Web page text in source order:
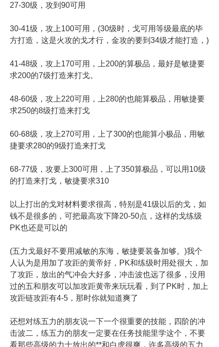
27-30级，攻到90可用
30-41级，攻上100可用，(30级时，戈可用等级最底的毕
方打造，这是火攻的戈才行，金攻的要到34级才能打造，)
41-48级，攻上170可用，上200的算极品，最好是敏捷要
求200的7级打造来打戈。
48-60级，攻上220可用，上280的也能算极品，用敏捷要
求250的8级打造来打戈
60-68级，攻上270可用，上了300的也能算小极品，用敏
捷要求280的9级打造来打戈
68-77级，攻要上300可用，上了350算极品，可以用10级
的打造来打戈，敏捷要求310
以上打出的戈对材料要求很高，特别是41级以后的戈，如
钱不是很多的，可把最高攻下降20-50点，这样的戈练级
PK也还是可以的
(五力戈最好不要用减敏的东海，敏捷要装备加够。)我个
人认为是用加了攻距的黄帝好，PK和练级时用处很大，加
了攻距，放出的气冲会大好多，冲击波也远了很多，没用
过的五和朋友可以加攻距黄帝来玩玩看，到了PK时，加上
攻距链攻距有4-5，那时你就知道爽了
还想对练五力的朋友说一下一个很重要的技能，四阶的冲
击波二，练五力的朋友一定要在任务技能里学这个，不要
看那些高级的力士放出的**和白虎很爽，许多高级的五力